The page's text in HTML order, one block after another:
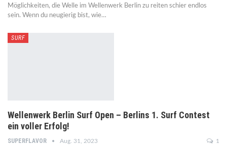
Möglichkeiten, die Welle im Wellenwerk Berlin zu reiten schier endlos
sein. Wenn du neugierig bist, wie…
SURF
Wellenwerk Berlin Surf Open – Berlins 1. Surf Contest
ein voller Erfolg!
SUPERFLAVOR Aug. 31, 2023 1